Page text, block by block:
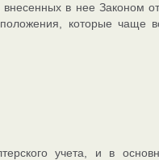
внесенных в нее Законом
которые чаще
учета, и в